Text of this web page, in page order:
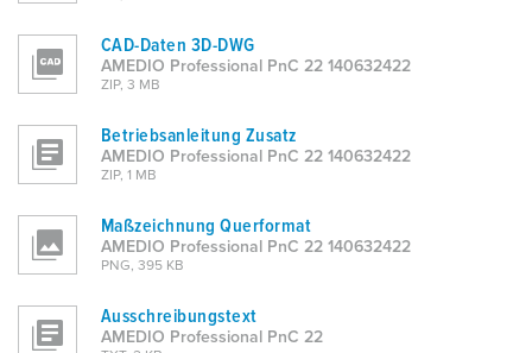
CAD-Daten 3D-DWG
AMEDIO Professional PnC 22 140632422
ZIP, 3 MB
Betriebsanleitung Zusatz
AMEDIO Professional PnC 22 140632422
ZIP, 1 MB
Maßzeichnung Querformat
AMEDIO Professional PnC 22 140632422
PNG, 395 KB
Ausschreibungstext
AMEDIO Professional PnC 22